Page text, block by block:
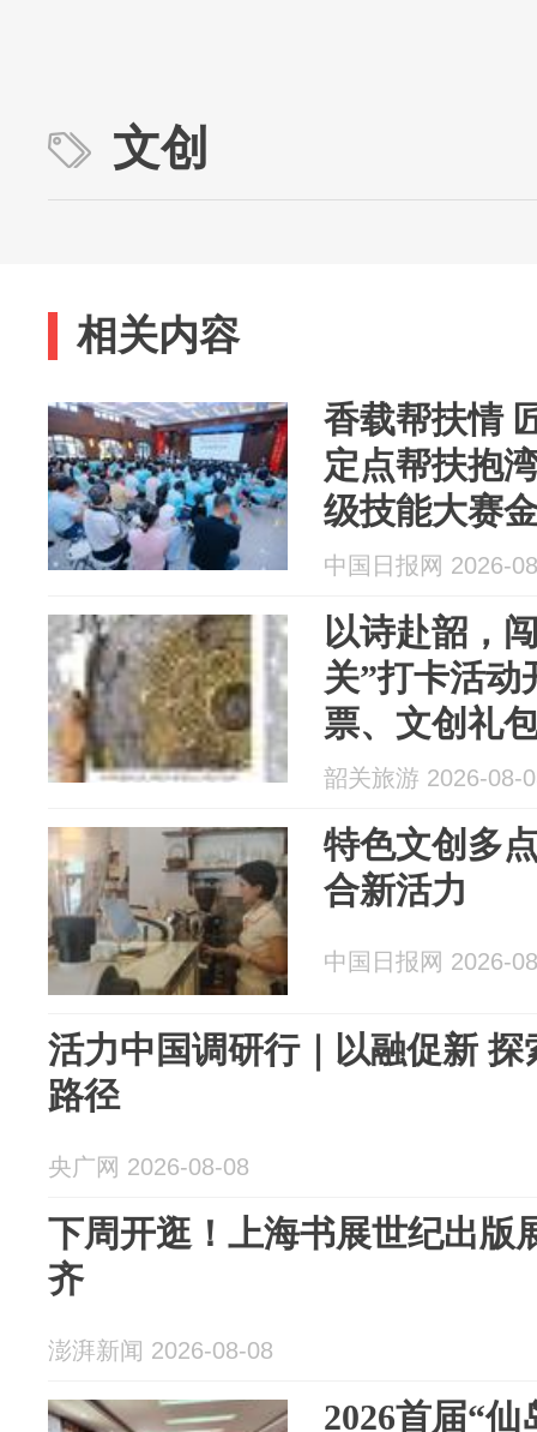
文创
相关内容
香载帮扶情
定点帮扶抱
级技能大赛
中国日报网 2026-
以诗赴韶，
关”打卡活动
票、文创礼
韶关旅游 2026-08-
特色文创多
合新活力
中国日报网 2026-
活力中国调研行｜以融促新
路径
央广网 2026-08-08
下周开逛！上海书展世纪出版
齐
澎湃新闻 2026-08-08
2026首届“